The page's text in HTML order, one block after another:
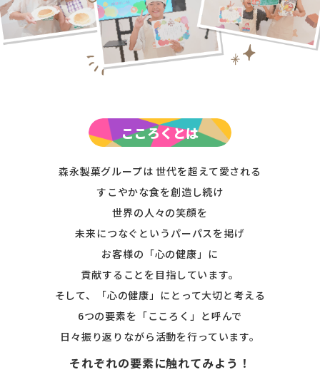
こころくとは
森永製菓グループは 世代を超えて愛される
すこやかな食を創造し続け
世界の人々の笑顔を
未来につなぐというパーパスを掲げ
お客様の「心の健康」に
貢献することを目指しています。
そして、「心の健康」にとって大切と考える
6つの要素を「こころく」と呼んで
日々振り返りながら活動を行っています。
それぞれの要素に触れてみよう！